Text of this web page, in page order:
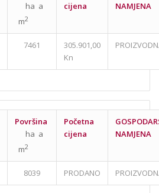
ha a
m2
cijena
NAMJENA
7461
305.901,00
Kn
Površina
ha a
m2
Početna
cijena
NAMJENA
8039 PRODANO